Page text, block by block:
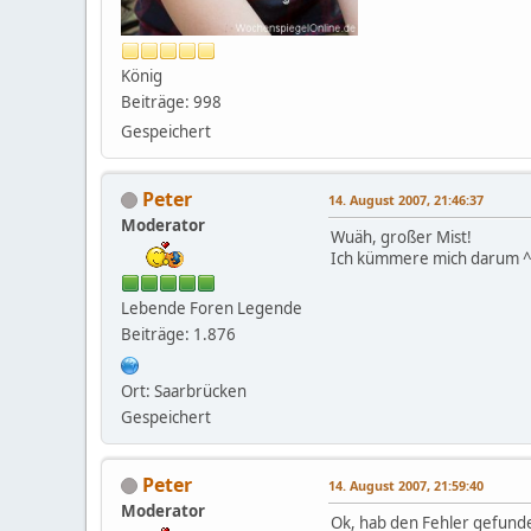
König
Beiträge: 998
Gespeichert
Peter
Moderator
Lebende Foren Legende
Beiträge: 1.876
Ort: Saarbrücken
Gespeichert
14. August 2007, 21:46:37
Wuäh, großer Mist!
Ich kümmere mich darum
Peter
Moderator
14. August 2007, 21:59:40
Ok, hab den Fehler